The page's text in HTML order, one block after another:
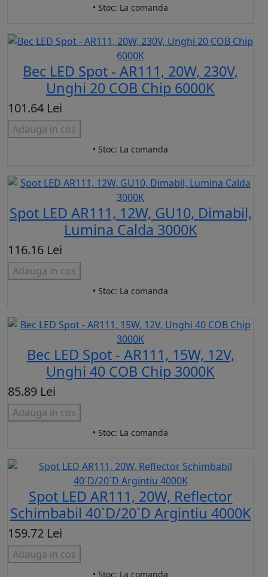
• Stoc: La comanda
Bec LED Spot - AR111, 20W, 230V,
Unghi 20 COB Chip 6000K
101.64 Lei
Adauga in cos
• Stoc: La comanda
Spot LED AR111, 12W, GU10, Dimabil,
Lumina Calda 3000K
116.16 Lei
Adauga in cos
• Stoc: La comanda
Bec LED Spot - AR111, 15W, 12V,
Unghi 40 COB Chip 3000K
85.89 Lei
Adauga in cos
• Stoc: La comanda
Spot LED AR111, 20W, Reflector
Schimbabil 40`D/20`D Argintiu 4000K
159.72 Lei
Adauga in cos
• Stoc: La comanda